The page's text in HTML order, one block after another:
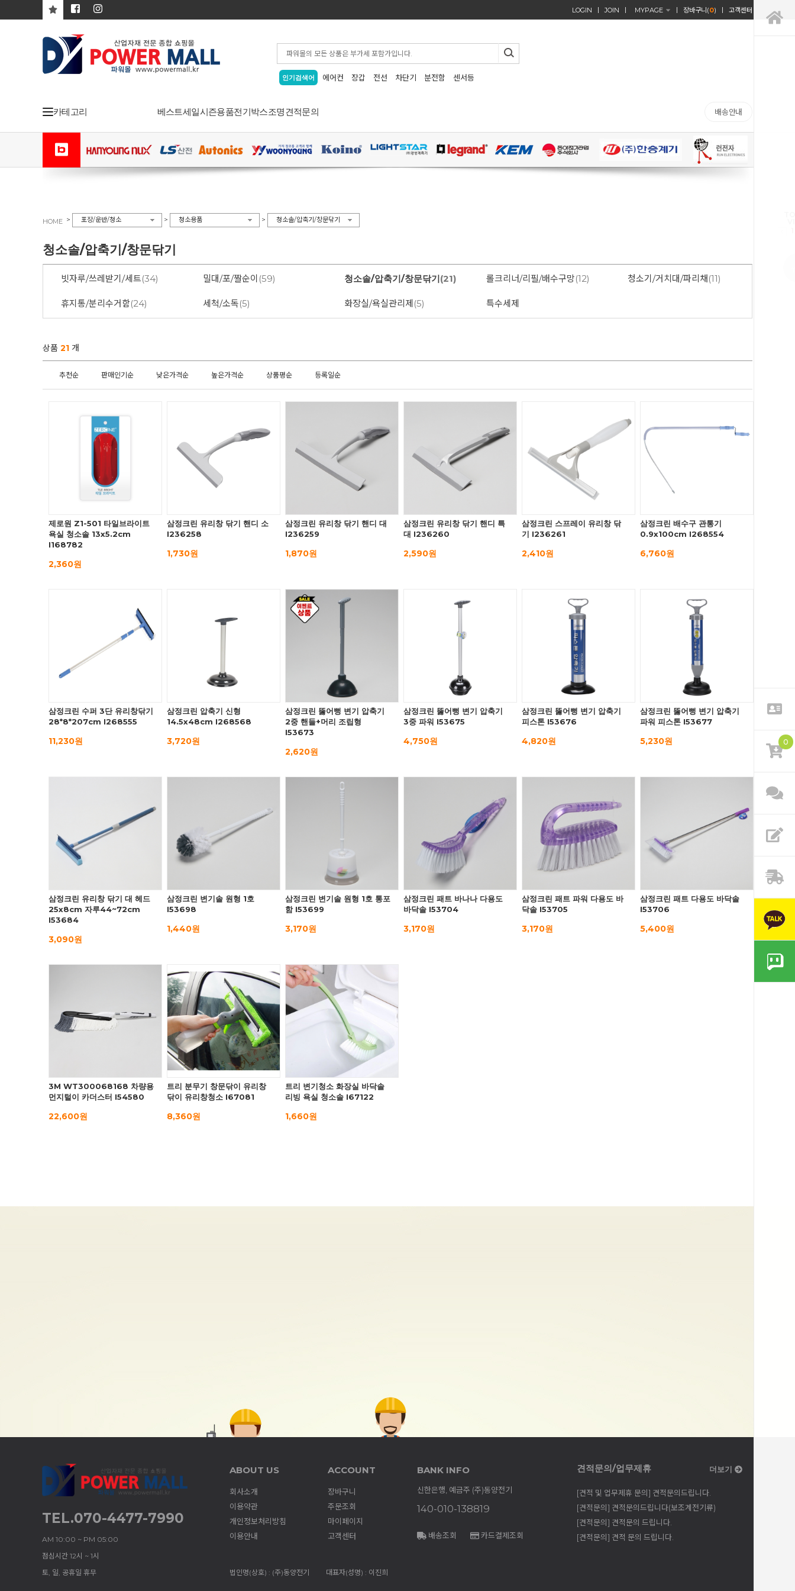
0
LOGIN JOIN MYPAGE 장바구니(0) 고객센터
인기검색어 에어컨 장갑 전선 차단기 분전함 센서등
카테고리 베스트세일시즌용품전기박스조명견적문의 배송안내
HOME > 포장/운반/청소 > 청소용품 > 청소솔/압축기/창문닦기
청소솔/압축기/창문닦기
빗자루/쓰레받기/세트(34) 밀대/포/짤순이 (59) 청소솔/압축기/창문닦기(21) 롤크리너/리필/배수구망(12) 청소기/거치대/파리채(11)
휴지통/분리수거함(24) 세척/소독(5) 화장실/욕실관리제 (5) 특수세제
상품 21 개
추천순 판매인기순 낮은가격순 높은가격순 상품평순 등록일순
제로원 Z1-501 타일브라이트
욕실 청소솔 13x5.2cm
I168782
2,360원
삼정크린 유리창 닦기 핸디 소
I236258
1,730원
삼정크린 유리창 닦기 핸디 대
I236259
1,870원
삼정크린 유리창 닦기 핸디 특
대 I236260
2,590원
삼정크린 스프레이 유리창 닦
기 I236261
2,410원
삼정크린 배수구 관통기
0.9x100cm I268554
6,760원
삼정크린 수퍼 3단 유리창닦기
28*8*207cm I268555
11,230원
삼정크린 압축기 신형
14.5x48cm I268568
3,720원
삼정크린 뚫어뻥 변기 압축기
2중 핸들+머리 조립형
I53673
2,620원
삼정크린 뚫어뻥 변기 압축기
3중 파워 I53675
4,750원
삼정크린 뚫어뻥 변기 압축기
피스톤 I53676
4,820원
삼정크린 뚫어뻥 변기 압축기
파워 피스톤 I53677
5,230원
삼정크린 유리창 닦기 대 헤드
25x8cm 자루44~72cm
I53684
3,090원
삼정크린 변기솔 원형 1호
I53698
1,440원
삼정크린 변기솔 원형 1호 통포
함 I53699
3,170원
삼정크린 패트 바나나 다용도
바닥솔 I53704
3,170원
삼정크린 패트 파워 다용도 바
닥솔 I53705
3,170원
삼정크린 패트 다용도 바닥솔
I53706
5,400원
3M WT300068168 차량용
먼지털이 카더스터 I54580
22,600원
트리 분무기 창문닦이 유리창
닦이 유리창청소 I67081
8,360원
트리 변기청소 화장실 바닥솔
리빙 욕실 청소솔 I67122
1,660원
TEL.070-4477-7990
AM 10:00 ~ PM 05:00
점심시간 12시 ~ 1시
토, 일, 공휴일 휴무
ABOUT US
회사소개
이용약관
개인정보처리방침
이용안내
ACCOUNT
장바구니
주문조회
마이페이지
고객센터
BANK INFO
신한은행, 예금주 (주)동양전기
140-010-138819
배송조회 카드결제조회
견적문의/업무제휴 더보기
[견적 및 업무제휴 문의] 견적문의드립니다.
[견적문의] 견적문의드립니다(보조계전기류)
[견적문의] 견적문의 드립니다.
[견적문의] 견적 문의 드립니다.
법인명(상호) : (주)동양전기 대표자(성명) : 이진희